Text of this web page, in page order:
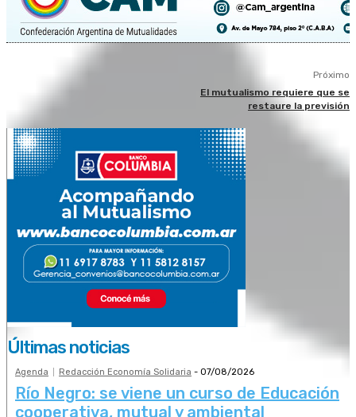
Próximo
El mutualismo requiere que se
restaure la previsión
Últimas noticias
Agenda Redacción Economía Solidaria - 07/08/2026
Río Negro: se viene un curso de Educación
cooperativa, mutual y ambiental